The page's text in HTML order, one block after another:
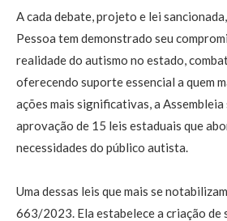
A cada debate, projeto e lei
Pessoa tem demonstrado seu
realidade do autismo no estado,
oferecendo suporte essencial a quem
ações mais significativas, a Assembleia
aprovação de 15 leis estaduais que
necessidades do público autista.
Uma dessas leis que mais se
663/2023. Ela estabelece a criação de